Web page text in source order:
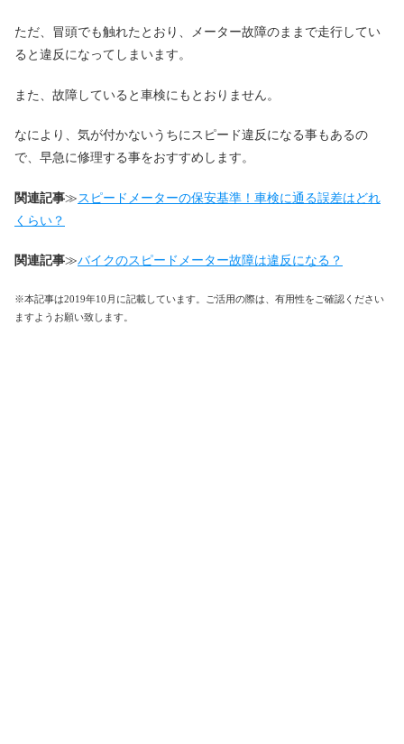
ただ、冒頭でも触れたとおり、メーター故障のままで走行してい
ると違反になってしまいます。
また、故障していると車検にもとおりません。
なにより、気が付かないうちにスピード違反になる事もあるの
で、早急に修理する事をおすすめします。
関連記事≫ スピードメーターの保安基準！車検に通る誤差はどれ
くらい？
関連記事≫バイクのスピードメーター故障は違反になる？
※本記事は2019年10月に記載しています。ご活用の際は、有用性をご確認ください
ますようお願い致します。